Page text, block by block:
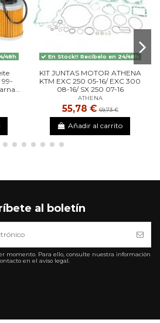
48h
99-
En Stock!! Recíbelo en 24/48h
KIT JUNTAS MOTOR ATHENA
KTM EXC 250 05-16/ EXC 300
08-16/ SX 250 07-16
ATHENA
55,78 €69,73 €
Añadir al carrito
al boletín
momento. Para ello, consulte nuestra información
en el aviso legal.